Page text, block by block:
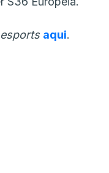
esports aqui.